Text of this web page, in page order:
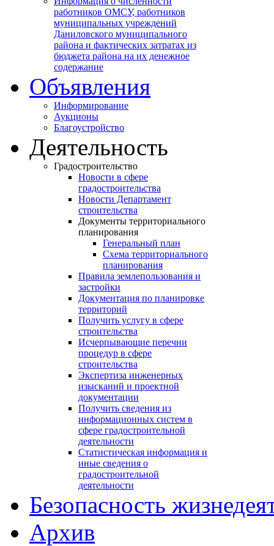
работников ОМСУ, работников
муниципальных учреждений
Даниловского муниципального
района и фактических затратах из
бюджета района на их денежное
содержание
Объявления
Информирование
Аукционы
Благоустройство
Деятельность
Градостроительство
Новости в сфере
градостроительства
Новости Департамент
строительства
Документы территориального
планирования
Генеральный план
Схема территориального
планирования
Правила землепользования и
застройки
Документация по планировке
территорий
Получить услугу в сфере
строительства
Исчерпывающие перечни
процедур в сфере
строительства
Экспертиза инженерных
изысканий и проектной
документации
Получить сведения из
информационных систем в
сфере градостроительной
деятельности
Статистическая информация и
иные сведения о
градостроительной
деятельности
Безопасность
Архив